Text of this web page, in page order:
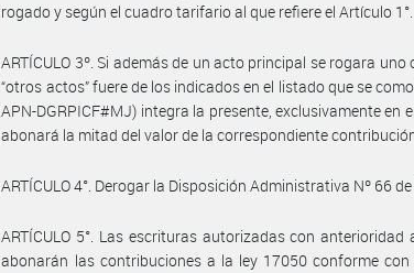
rogado y según el cuadro tarifario al que refiere el Artículo 1°.
ARTÍCULO 3º. Si además de un acto principal se rogara
“otros actos” fuere de los indicados en el listado que se
APN-DGRPICF#MJ) integra la presente, exclusivamente en
abonará la mitad del valor de la correspondiente
ARTÍCULO 4°. Derogar la Disposición Administrativa Nº 66
ARTÍCULO 5°. Las escrituras autorizadas con
abonarán las contribuciones a la ley 17050 conforme con